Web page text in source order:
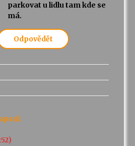
parkovat u lidlu tam kde se
má.
Odpovědět